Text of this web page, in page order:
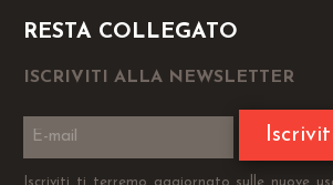
RESTA COLLEGATO
ISCRIVITI ALLA NEWSLETTER